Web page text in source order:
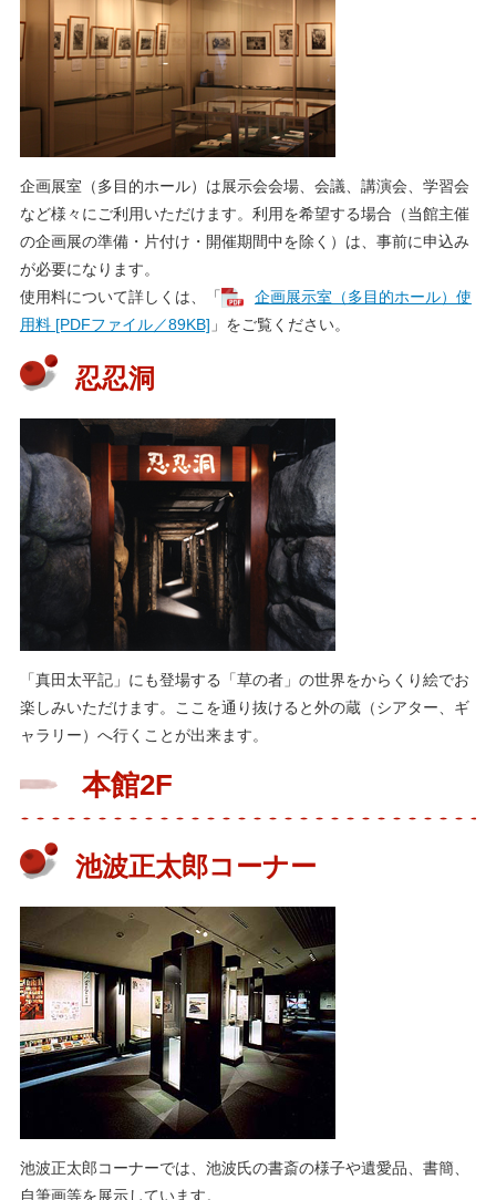
企画展室（多目的ホール）は展示会会場、会議、講演会、学習会
など様々にご利用いただけます。利用を希望する場合（当館主催
の企画展の準備・片付け・開催期間中を除く）は、事前に申込み
が必要になります。
使用料について詳しくは、「
企画展示室（多目的ホール）使
用料 [PDFファイル／89KB] 」をご覧ください。
忍忍洞
「真田太平記」にも登場する「草の者」の世界をからくり絵でお
楽しみいただけます。ここを通り抜けると外の蔵（シアター、ギ
ャラリー）へ行くことが出来ます。
本館2F
池波正太郎コーナー
池波正太郎コーナーでは、池波氏の書斎の様子や遺愛品、書簡、
自筆画等を展示しています。